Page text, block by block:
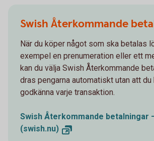
Swish Återkommande
När du köper något som ska betalas
exempel en prenumeration eller ett
kan du välja Swish Återkommande
dras pengarna automatiskt utan att du
godkänna varje transaktion.
Swish Återkommande betalningar
(swish.nu)